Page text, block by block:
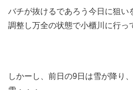
バチが抜けるであろう今日に狙い
調整し万全の状態で小櫃川に行っ
しかーし、前日の9日は雪が降り